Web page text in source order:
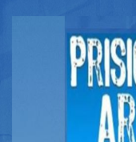
Buscador
Documentos